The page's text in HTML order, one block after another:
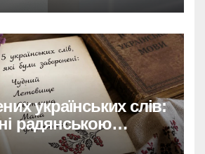
українських слів:
радянською
нині живі